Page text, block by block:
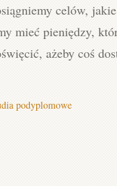
celów,
mieć pieniędzy,
ażeby coś
podyplomowe